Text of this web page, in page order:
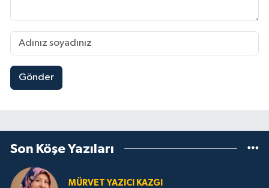
Gönder
Son Köşe Yazıları
MÜRVET YAZICI KAZGI